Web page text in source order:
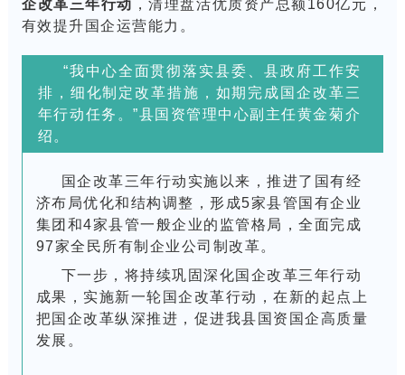
企改革三年行动 ，清理盘活优质资产总额160亿元，
有效提升国企运营能力。
“我中心全面贯彻落实县委、县政府工作安
排，细化制定改革措施，如期完成国企改革三
年行动任务。”县国资管理中心副主任黄金菊介
绍。
国企改革三年行动实施以来，推进了国有经
济布局优化和结构调整，形成5家县管国有企业
集团和4家县管一般企业的监管格局，全面完成
97家全民所有制企业公司制改革。
下一步，将持续巩固深化国企改革三年行动
成果，实施新一轮国企改革行动，在新的起点上
把国企改革纵深推进，促进我县国资国企高质量
发展。